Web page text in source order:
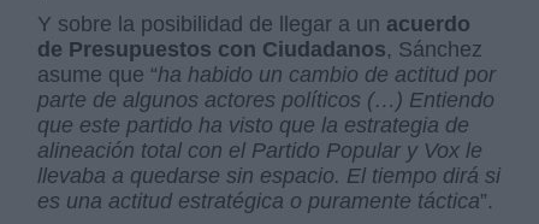
Y sobre la posibilidad de llegar a un acuerdo
de Presupuestos con Ciudadanos, Sánchez
asume que “ha habido un cambio de actitud por
parte de algunos actores políticos (…) Entiendo
que este partido ha visto que la estrategia de
alineación total con el Partido Popular y Vox le
llevaba a quedarse sin espacio. El tiempo dirá si
es una actitud estratégica o puramente táctica”.